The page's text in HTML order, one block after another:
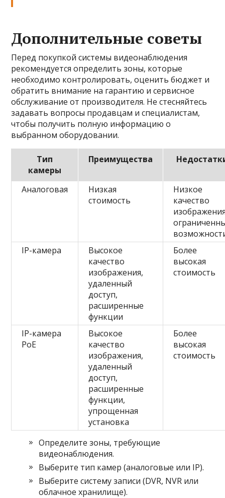
Дополнительные советы
Перед покупкой системы видеонаблюдения
рекомендуется определить зоны, которые
необходимо контролировать, оценить бюджет и
обратить внимание на гарантию и сервисное
обслуживание от производителя. Не стесняйтесь
задавать вопросы продавцам и специалистам,
чтобы получить полную информацию о
выбранном оборудовании.
Тип
камеры
Преимущества
Аналоговая
Низкая
стоимость
Низкое
качество
IP-камера
Высокое
качество
изображения,
удаленный
доступ,
расширенные
функции
Более
высокая
стоимость
IP-камера
PoE
Высокое
качество
изображения,
удаленный
доступ,
расширенные
функции,
упрощенная
установка
Более
высокая
стоимость
Определите зоны, требующие
видеонаблюдения.
Выберите тип камер (аналоговые или IP).
Выберите систему записи (DVR, NVR или
облачное хранилище).